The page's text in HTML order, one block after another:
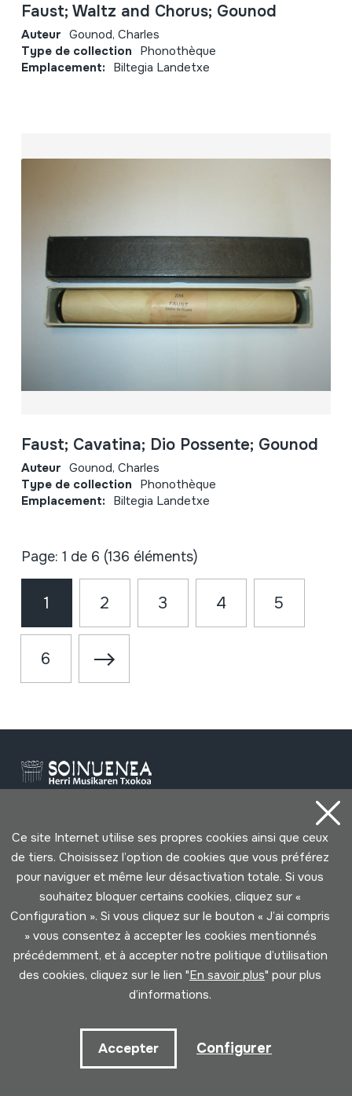
Faust; Waltz and Chorus; Gounod
Auteur Gounod, Charles
Type de collection Phonothèque
Emplacement: Biltegia Landetxe
Faust; Cavatina; Dio Possente; Gounod
Auteur Gounod, Charles
Type de collection Phonothèque
Emplacement: Biltegia Landetxe
Page: 1 de 6 (136 éléments)
1 2 3 4 5
6
Contact
943 493 578
soinuenea@soinuenea.eus
Tornola kalea, 6 - 20180 OIARTZUN
Voir sur Google Maps
FacebookYoutubeIssuu Vimeo
Ce site Internet utilise ses propres cookies ainsi que ceux
de tiers. Choisissez l’option de cookies que vous préférez
pour naviguer et même leur désactivation totale. Si vous
souhaitez bloquer certains cookies, cliquez sur «
Configuration ». Si vous cliquez sur le bouton « J’ai compris
» vous consentez à accepter les cookies mentionnés
précédemment, et à accepter notre politique d’utilisation
des cookies, cliquez sur le lien "En savoir plus" pour plus
d’informations.
Accepter Configurer